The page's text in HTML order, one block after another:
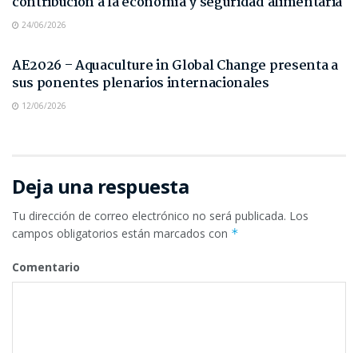
24/06/2026
AE2026 – Aquaculture in Global Change presenta a
sus ponentes plenarios internacionales
12/06/2026
Deja una respuesta
Tu dirección de correo electrónico no será publicada. Los
campos obligatorios están marcados con *
Comentario